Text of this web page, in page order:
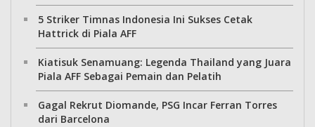
5 Striker Timnas Indonesia Ini Sukses Cetak
Hattrick di Piala AFF
Kiatisuk Senamuang: Legenda Thailand yang Juara
Piala AFF Sebagai Pemain dan Pelatih
Gagal Rekrut Diomande, PSG Incar Ferran Torres
dari Barcelona